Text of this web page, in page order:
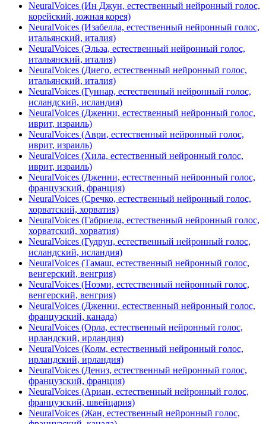
NeuralVoices (Ин Джун, естественный нейронный голос,
корейский, южная корея)
NeuralVoices (Изабелла, естественный нейронный голос,
итальянский, италия)
NeuralVoices (Эльза, естественный нейронный голос,
итальянский, италия)
NeuralVoices (Диего, естественный нейронный голос,
итальянский, италия)
NeuralVoices (Гуннар, естественный нейронный голос,
исландский, исландия)
NeuralVoices (Дженни, естественный нейронный голос,
иврит, израиль)
NeuralVoices (Аври, естественный нейронный голос,
иврит, израиль)
NeuralVoices (Хила, естественный нейронный голос,
иврит, израиль)
NeuralVoices (Дженни, естественный нейронный голос,
французский, франция)
NeuralVoices (Сречко, естественный нейронный голос,
хорватский, хорватия)
NeuralVoices (Габриела, естественный нейронный голос,
хорватский, хорватия)
NeuralVoices (Гудрун, естественный нейронный голос,
исландский, исландия)
NeuralVoices (Тамаш, естественный нейронный голос,
венгерский, венгрия)
NeuralVoices (Ноэми, естественный нейронный голос,
венгерский, венгрия)
NeuralVoices (Дженни, естественный нейронный голос,
французский, канада)
NeuralVoices (Орла, естественный нейронный голос,
ирландский, ирландия)
NeuralVoices (Колм, естественный нейронный голос,
ирландский, ирландия)
NeuralVoices (Дениз, естественный нейронный голос,
французский, франция)
NeuralVoices (Ариан, естественный нейронный голос,
французский, швейцария)
NeuralVoices (Жан, естественный нейронный голос,